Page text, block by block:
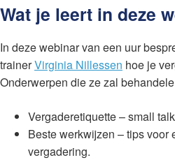
Wat je leert in deze
In deze webinar van een uur
trainerVirginia Nillessen hoe je
Onderwerpen die ze zal
Vergaderetiquette – small
Beste werkwijzen – tips voor
vergadering.